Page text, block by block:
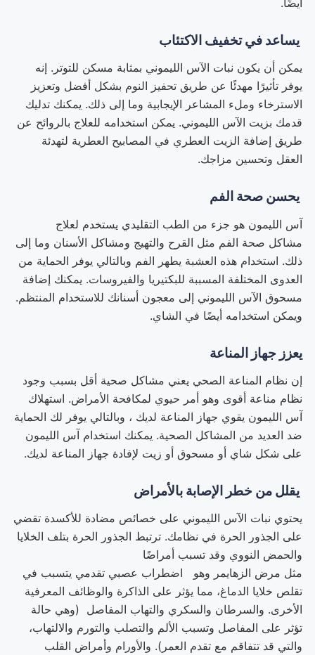
يساعد في تخفيف الاكتئاب
يمكن أن يكون نبات الآس الليموني بمثابة مسكن للتوتر. إنه
يوفر تأثيرًا مهدئًا عن طريق تحفيز النوم بشكل أفضل وتعزيز
الاسترخاء وملء المشاعر الإيجابية وما إلى ذلك. يمكنك تدليك
قدمك بزيت الآس الليموني. يمكن استخدامه للعلاج بالروائح عن
طريق إضافة الزيت العطري في المصابيح العطرية لتهدئة
العقل وتحسين مزاجك.
يحسن صحة الفم
آس الليمون هو جزء من الطب التقليدي يستخدم لعلاج
مشاكل صحة الفم مثل القرح والتهيج ومشاكل الأسنان وما إلى
ذلك. استخدام هذه العشبة يطهر الفم وبالتالي يوفر الحماية من
العدوى المختلفة المسببة للبكتيريا والفيروسات. يمكنك إضافة
مسحوق الآس الليموني إلى معجون أسنانك للاستخدام المنتظم.
ويمكن استخدامه أيضًا في الشاي.
يعزز جهاز المناعة
إن نظام المناعة الصحي يعني مشاكل صحية أقل بسبب وجود
نظام مناعة أقوى وهو أمر حيوي لمكافحة الأمراض. استهلاك
آس الليمون يقوي جهاز المناعة لديك ، وبالتالي يوفر لك الحماية
ضد العديد من المشاكل الصحية. يمكنك استخدام آس الليمون
على شكل شاي أو مسحوق أو زيت لإفادة جهاز المناعة لديك.
يقلل من خطر الإصابة بالأمراض
يحتوي نبات الآس الليموني على خصائص مضادة للأكسدة تقضي
على الجذور الحرة في نظامك. ترتبط الجذور الحرة بتلف الخلايا
والحمض النووي وقد تسبب أمراضًا
مثل مرض الزهايمر وهو اضطراب عصبي تقدمي يتسبب في
تقلص خلايا الدماغ، مما يؤثر على الذاكرة والوظائف المعرفية
الأخرى. والسرطان والسكري والتهاب المفاصل (وهي حالة
تؤثر على المفاصل وتسبب الألم والتصلب والتورم والالتهاب،
والتي قد تتفاقم مع تقدم العمر). والأورام وأمراض القلب